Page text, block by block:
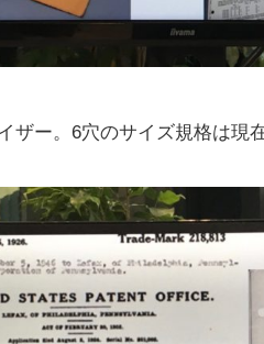
ザー。6穴のサイズ規格は現